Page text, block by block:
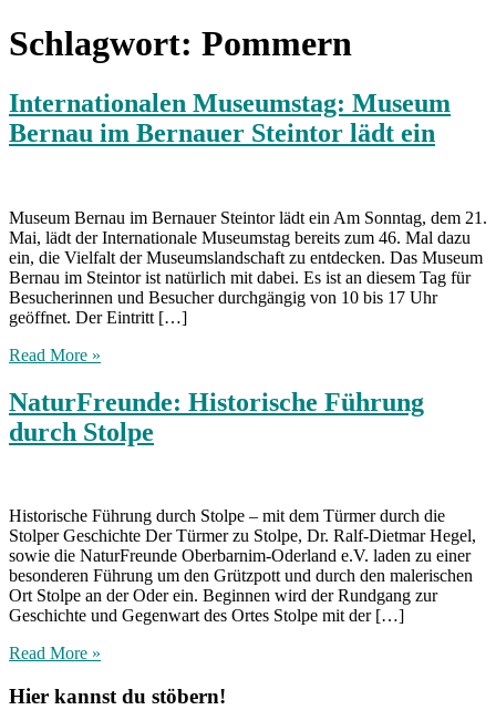
Schlagwort: Pommern
Internationalen Museumstag: Museum
Bernau im Bernauer Steintor lädt ein
Museum Bernau im Bernauer Steintor lädt ein Am Sonntag, dem 21.
Mai, lädt der Internationale Museumstag bereits zum 46. Mal dazu
ein, die Vielfalt der Museumslandschaft zu entdecken. Das Museum
Bernau im Steintor ist natürlich mit dabei. Es ist an diesem Tag für
Besucherinnen und Besucher durchgängig von 10 bis 17 Uhr
geöffnet. Der Eintritt […]
Read More »
NaturFreunde: Historische Führung
durch Stolpe
Historische Führung durch Stolpe – mit dem Türmer durch die
Stolper Geschichte Der Türmer zu Stolpe, Dr. Ralf-Dietmar Hegel,
sowie die NaturFreunde Oberbarnim-Oderland e.V. laden zu einer
besonderen Führung um den Grützpott und durch den malerischen
Ort Stolpe an der Oder ein. Beginnen wird der Rundgang zur
Geschichte und Gegenwart des Ortes Stolpe mit der […]
Read More »
Hier kannst du stöbern!